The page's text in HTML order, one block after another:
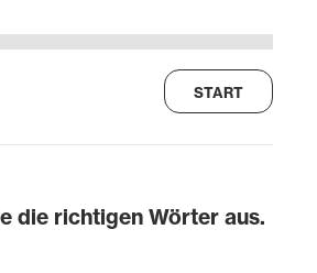
START
die richtigen Wörter aus.